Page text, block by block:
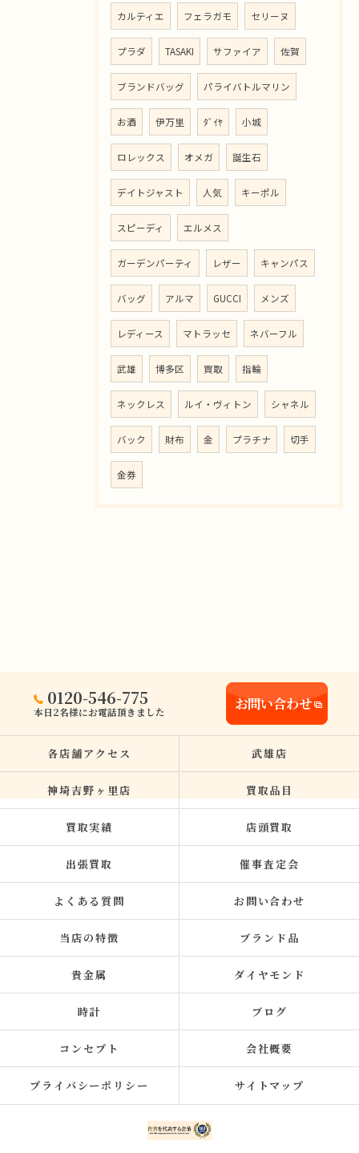
カルティエ フェラガモ セリーヌ
プラダ TASAKI サファイア 佐賀
ブランドバッグ パライバトルマリン
お酒 伊万里 ﾀﾞｲﾔ 小城
ロレックス オメガ 誕生石
デイトジャスト 人気 キーポル
スピーディ エルメス
ガーデンパーティ レザー キャンパス
バッグ アルマ GUCCI メンズ
レディース マトラッセ ネバーフル
武雄 博多区 買取 指輪
ネックレス ルイ・ヴィトン シャネル
バック 財布 金 プラチナ 切手
金券
0120-546-775
本日2名様にお電話頂きました お問い合わせ
各店舗アクセス 武雄店
神埼吉野ヶ里店 買取品目
買取実績 店頭買取
出張買取 催事査定会
よくある質問 お問い合わせ
当店の特徴 ブランド品
貴金属 ダイヤモンド
時計 ブログ
コンセプト 会社概要
プライバシーポリシー サイトマップ